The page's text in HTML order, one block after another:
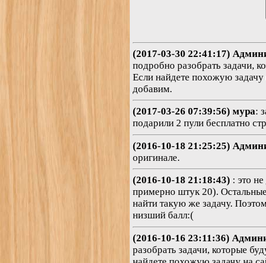
(2017-03-30 22:41:17)
подробно разобрать задачи,
Если найдете похожую задачу
добавим.
(2017-03-26 07:39:56) мура:
подарили 2 пули бесплатно
(2016-10-18 21:25:25)
оригинале.
(2016-10-18 21:18:43) : это
примерно штук 20).
найти такую же задачу.
низший балл:(
(2016-10-16 23:11:36)
разобрать задачи, которые